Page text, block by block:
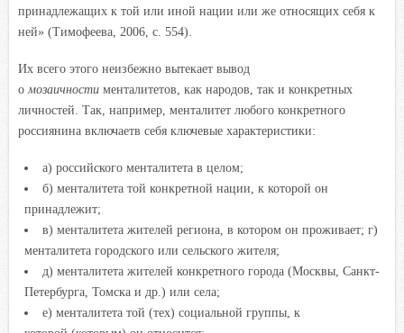
принадлежащих к той или иной нации или же относящих себя к
ней» (Тимофеева, 2006, с. 554).
Их всего этого неизбежно вытекает вывод
о мозаичности менталитетов, как народов, так и конкретных
личностей. Так, например, менталитет любого конкретного
россиянина включаетв себя ключевые характеристики:
а) российского менталитета в целом;
б) менталитета той конкретной нации, к которой он
принадлежит;
в) менталитета жителей региона, в котором он проживает; г)
менталитета городского или сельского жителя;
д) менталитета жителей конкретного города (Москвы, Санкт-
Петербурга, Томска и др.) или села;
е) менталитета той (тех) социальной группы, к